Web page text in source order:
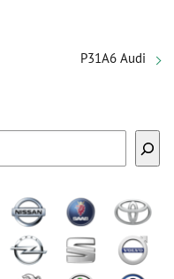
P31A6 Audi